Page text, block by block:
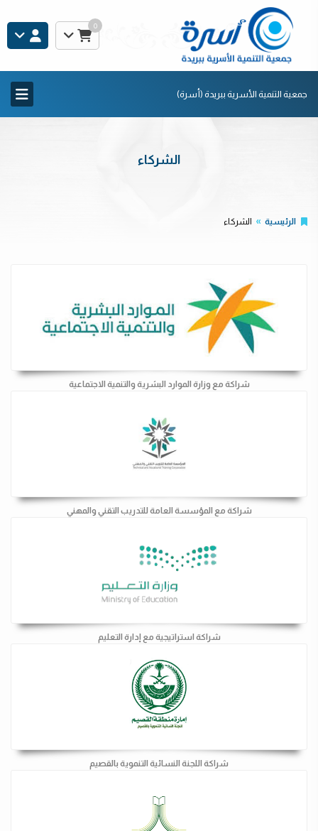
0
جمعية التنمية الأسرية ببريدة (أسرة)
الشركاء
الرئيسية الشركاء
شراكة مع وزارة الموارد البشرية والتنمية الاجتماعية
شراكة مع المؤسسة العامة للتدريب التقني والمهني
شراكة استراتيجية مع إدارة التعليم
شراكة اللجنة النسائية التنموية بالقصيم